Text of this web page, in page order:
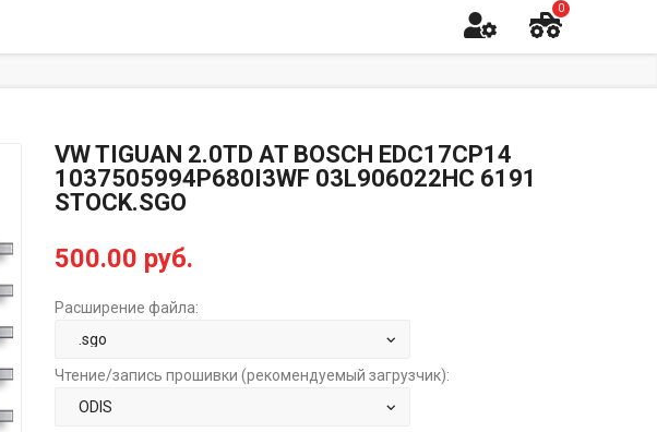
0
VW TIGUAN 2.0TD AT BOSCH EDC17CP14
1037505994P680I3WF 03L906022HC 6191
STOCK.SGO
500.00 руб.
Расширение файла:
Чтение/запись прошивки (рекомендуемый загрузчик):